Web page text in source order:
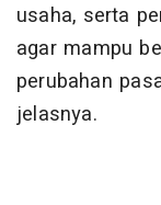
usaha, serta
agar mampu
perubahan
jelasnya.